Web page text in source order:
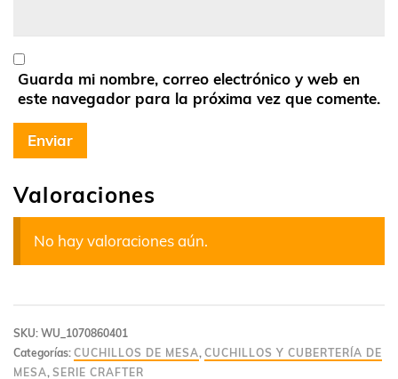
Valoraciones
No hay valoraciones aún.
Guarda mi nombre, correo electrónico y web en
este navegador para la próxima vez que comente.
SKU: WU_1070860401
Categorías: CUCHILLOS DE MESA, CUCHILLOS Y CUBERTERÍA DE
MESA, SERIE CRAFTER